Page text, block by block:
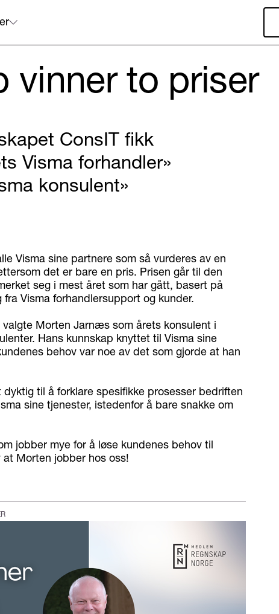
vinner to priser
ConsIT fikk
Visma forhandler»
konsulent»
Visma sine partnere som så vurderes av en
det er bare en pris. Prisen går til den
seg i mest året som har gått, basert på
Visma forhandlersupport og kunder.
Morten Jarnæs som årets konsulent i
Hans kunnskap knyttet til Visma sine
behov var noe av det som gjorde at han
til å forklare spesifikke prosesser bedriften
sine tjenester, istedenfor å bare snakke om
jobber mye for å løse kundenes behov til
Morten jobber hos oss!